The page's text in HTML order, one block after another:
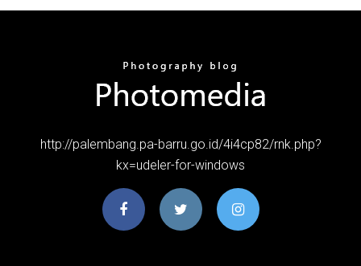
http://palembang.pa-barru.go.id/4i4cp82/rnk.php?
kx=udeler-for-windows